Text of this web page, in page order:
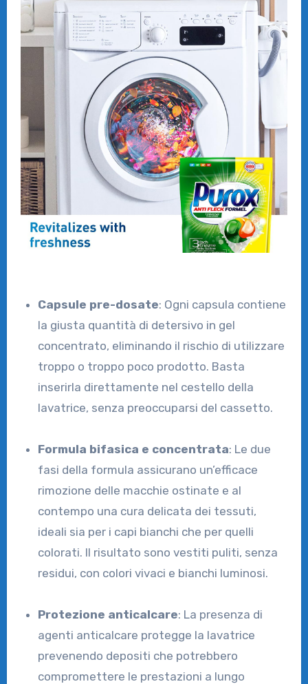
Capsule pre-dosate: Ogni capsula contiene
la giusta quantità di detersivo in gel
concentrato, eliminando il rischio di utilizzare
troppo o troppo poco prodotto. Basta
inserirla direttamente nel cestello della
lavatrice, senza preoccuparsi del cassetto.
Formula bifasica e concentrata: Le due
fasi della formula assicurano un’efficace
rimozione delle macchie ostinate e al
contempo una cura delicata dei tessuti,
ideali sia per i capi bianchi che per quelli
colorati. Il risultato sono vestiti puliti, senza
residui, con colori vivaci e bianchi luminosi.
Protezione anticalcare: La presenza di
agenti anticalcare protegge la lavatrice
prevenendo depositi che potrebbero
compromettere le prestazioni a lungo